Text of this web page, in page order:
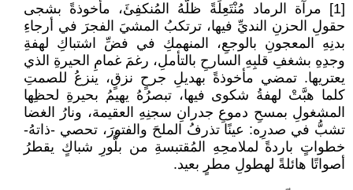
[1] مرآة الرماد مُنْتَعِلَةً ظلَّهُ المُنكفِئَ، مأخوذةً بشجى
حقولِ الحزنِ النديِّ فيها، ترتكبُ المشيَ الفجرَ في أرجاءِ
بدنِهِ المعجونِ بالوجعِ، المنهمكِ في فضِّ اشتباكِ لهفةِ
وجدِهِ بشغفِ قلبِهِ السارحِ بالتأملِ، رغمَ غمامِ الحيرةِ الذي
يعتريها. تمضي مأخوذةً بهديلِ جرحٍ نزقٍ، ينزعُ للصمتِ
كلما هبَّتْ لهفةُ شكوى فيها، تبصرُهُ يهيمُ بحيرةِ لحظِها
المشغولِ بمسحِ دموعِ جدرانِ سجنِهِ العقيمة، ونارُ الغضا
تشبُّ في صدرِه: عينًا تذرفُ الملحَ والفتورَ، تحصي -ذاتهُ-
خطواتٍ باردةً لملامحِهِ المُقتبسةِ من بلُّورِ شباكٍ يقطرُ
أصواتًا هائلةً لهطولِ مطرٍ بعيد.